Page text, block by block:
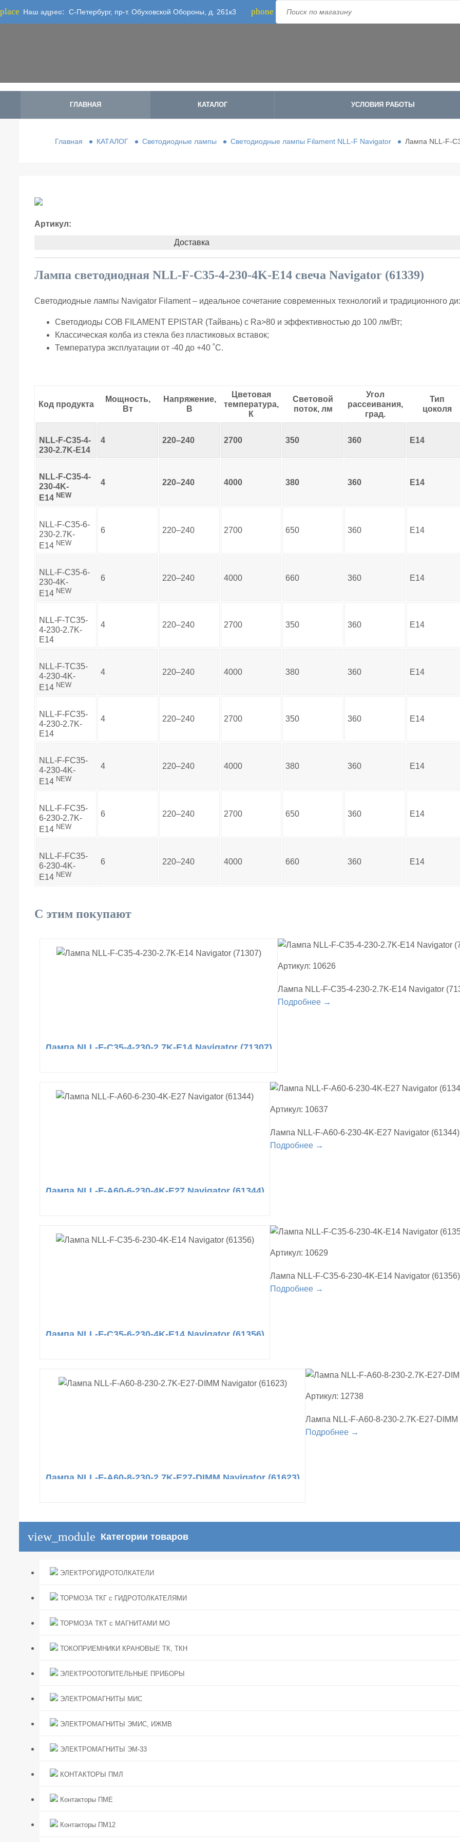
place Наш адрес: С-Петербург, пр-т. Обуховской Обороны, д. 261к3 phone Телефон: 8-800-500-1973
ГЛАВНАЯ КАТАЛОГ УСЛОВИЯ РАБОТЫ
Главная КАТАЛОГ Светодиодные лампы Светодиодные лампы Filament NLL-F Navigator Лампа NLL-F-
Артикул:
Доставка
Лампа светодиодная NLL-F-C35-4-230-4K-E14 свеча Navigator (61339)
Светодиодные лампы Navigator Filament – идеальное сочетание современных технологий и традиционного
Светодиоды COB FILAMENT EPISTAR (Тайвань) c Ra>80 и эффективностью до 100 лм/Вт;
Классическая колба из стекла без пластиковых вставок;
Температура эксплуатации от -40 до +40 ˚С.
Код продукта
Мощность,
Вт
Напряжение,
В
Цветовая
температура,
К
Световой
поток, лм
Угол
рассеивания,
град.
Тип
цоколя
NLL-F-C35-4-
230-2.7K-E14
4 220–240 2700 350 360 E14
NLL-F-C35-4-
230-4K-
E14 NEW
4 220–240 4000 380 360 E14
NLL-F-C35-6-
230-2.7K-
E14 NEW
6 220–240 2700 650 360 E14
NLL-F-C35-6-
230-4K-
E14 NEW
6 220–240 4000 660 360 E14
NLL-F-TC35-
4-230-2.7K-
E14
4 220–240 2700 350 360 E14
NLL-F-TC35-
4-230-4K-
E14 NEW
4 220–240 4000 380 360 E14
NLL-F-FC35-
4-230-2.7K-
E14
4 220–240 2700 350 360 E14
NLL-F-FC35-
4-230-4K-
E14 NEW
4 220–240 4000 380 360 E14
NLL-F-FC35-
6-230-2.7K-
E14 NEW
6 220–240 2700 650 360 E14
NLL-F-FC35-
6-230-4K-
E14 NEW
6 220–240 4000 660 360 E14
С этим покупают
Лампа NLL-F-C35-4-230-2.7K-E14 Navigator (71307)
Артикул: 10626
Лампа NLL-F-C35-4-230-2.7K-E14 Navigator
Подробнее →
Лампа NLL-F-A60-6-230-4K-E27 Navigator (61344)
Артикул: 10637
Лампа NLL-F-A60-6-230-4K-E27 Navigator (61344)
Подробнее →
Лампа NLL-F-C35-6-230-4K-E14 Navigator (61356)
Артикул: 10629
Лампа NLL-F-C35-6-230-4K-E14 Navigator (61356)
Подробнее →
Лампа NLL-F-A60-8-230-2.7K-E27-DIMM Navigator (61623)
Артикул: 12738
Лампа NLL-F-A60-8-230-2.7K-E27-
Подробнее →
view_module Категории товаров
ЭЛЕКТРОГИДРОТОЛКАТЕЛИ
ТОРМОЗА ТКГ с ГИДРОТОЛКАТЕЛЯМИ
ТОРМОЗА ТКТ с МАГНИТАМИ МО
ТОКОПРИЕМНИКИ КРАНОВЫЕ ТК, ТКН
ЭЛЕКТРООТОПИТЕЛЬНЫЕ ПРИБОРЫ
ЭЛЕКТРОМАГНИТЫ МИС
ЭЛЕКТРОМАГНИТЫ ЭМИС, ИЖМВ
ЭЛЕКТРОМАГНИТЫ ЭМ-33
КОНТАКТОРЫ ПМЛ
Контакторы ПМЕ
Контакторы ПМ12